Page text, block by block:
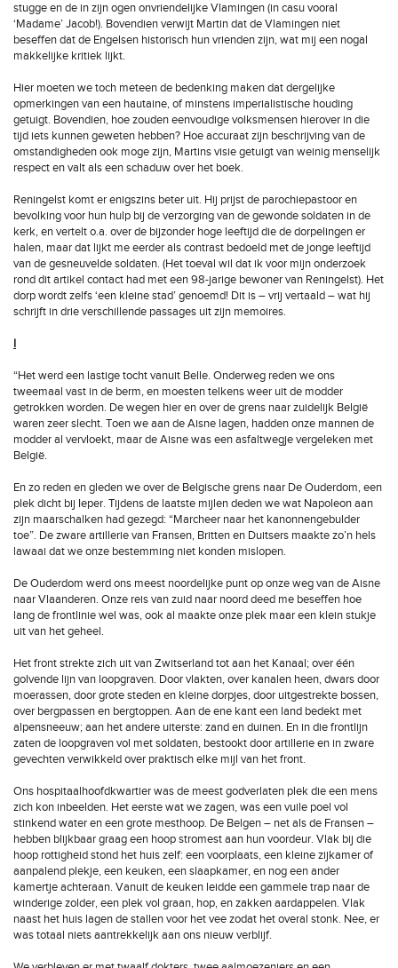
stugge en de in zijn ogen onvriendelijke Vlamingen (in casu vooral
‘Madame’ Jacob!). Bovendien verwijt Martin dat de Vlamingen niet
beseffen dat de Engelsen historisch hun vrienden zijn, wat mij een nogal
makkelijke kritiek lijkt.
Hier moeten we toch meteen de bedenking maken dat dergelijke
opmerkingen van een hautaine, of minstens imperialistische houding
getuigt. Bovendien, hoe zouden eenvoudige volksmensen hierover in die
tijd iets kunnen geweten hebben? Hoe accuraat zijn beschrijving van de
omstandigheden ook moge zijn, Martins visie getuigt van weinig menselijk
respect en valt als een schaduw over het boek.
Reningelst komt er enigszins beter uit. Hij prijst de parochiepastoor en
bevolking voor hun hulp bij de verzorging van de gewonde soldaten in de
kerk, en vertelt o.a. over de bijzonder hoge leeftijd die de dorpelingen er
halen, maar dat lijkt me eerder als contrast bedoeld met de jonge leeftijd
van de gesneuvelde soldaten. (Het toeval wil dat ik voor mijn onderzoek
rond dit artikel contact had met een 98-jarige bewoner van Reningelst). Het
dorp wordt zelfs ‘een kleine stad’ genoemd! Dit is – vrij vertaald – wat hij
schrijft in drie verschillende passages uit zijn memoires.
I
“Het werd een lastige tocht vanuit Belle. Onderweg reden we ons
tweemaal vast in de berm, en moesten telkens weer uit de modder
getrokken worden. De wegen hier en over de grens naar zuidelijk België
waren zeer slecht. Toen we aan de Aisne lagen, hadden onze mannen de
modder al vervloekt, maar de Aisne was een asfaltwegje vergeleken met
België.
En zo reden en gleden we over de Belgische grens naar De Ouderdom, een
plek dicht bij Ieper. Tijdens de laatste mijlen deden we wat Napoleon aan
zijn maarschalken had gezegd: “Marcheer naar het kanonnengebulder
toe”. De zware artillerie van Fransen, Britten en Duitsers maakte zo’n hels
lawaai dat we onze bestemming niet konden mislopen.
De Ouderdom werd ons meest noordelijke punt op onze weg van de Aisne
naar Vlaanderen. Onze reis van zuid naar noord deed me beseffen hoe
lang de frontlinie wel was, ook al maakte onze plek maar een klein stukje
uit van het geheel.
Het front strekte zich uit van Zwitserland tot aan het Kanaal; over één
golvende lijn van loopgraven. Door vlakten, over kanalen heen, dwars door
moerassen, door grote steden en kleine dorpjes, door uitgestrekte bossen,
over bergpassen en bergtoppen. Aan de ene kant een land bedekt met
alpensneeuw; aan het andere uiterste: zand en duinen. En in die frontlijn
zaten de loopgraven vol met soldaten, bestookt door artillerie en in zware
gevechten verwikkeld over praktisch elke mijl van het front.
Ons hospitaalhoofdkwartier was de meest godverlaten plek die een mens
zich kon inbeelden. Het eerste wat we zagen, was een vuile poel vol
stinkend water en een grote mesthoop. De Belgen – net als de Fransen –
hebben blijkbaar graag een hoop stromest aan hun voordeur. Vlak bij die
hoop rottigheid stond het huis zelf: een voorplaats, een kleine zijkamer of
aanpalend plekje, een keuken, een slaapkamer, en nog een ander
kamertje achteraan. Vanuit de keuken leidde een gammele trap naar de
winderige zolder, een plek vol graan, hop, en zakken aardappelen. Vlak
naast het huis lagen de stallen voor het vee zodat het overal stonk. Nee, er
was totaal niets aantrekkelijk aan ons nieuw verblijf.